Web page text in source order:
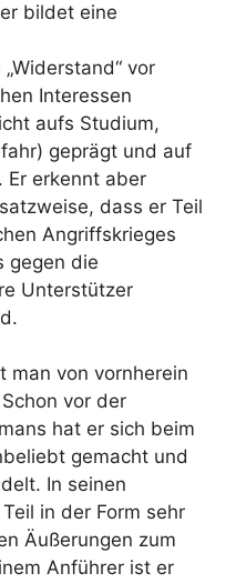
bildet eine
vor
Interessen
aufs Studium,
geprägt und auf
Er erkennt aber
dass er Teil
Angriffskrieges
gegen die
Unterstützer
man von vornherein
vor der
hat er sich beim
gemacht und
In seinen
in der Form sehr
Äußerungen zum
Anführer ist er